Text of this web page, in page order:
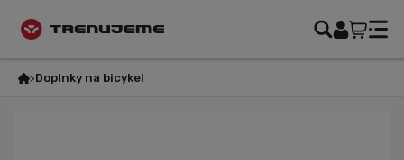
Doplnky na bicykel